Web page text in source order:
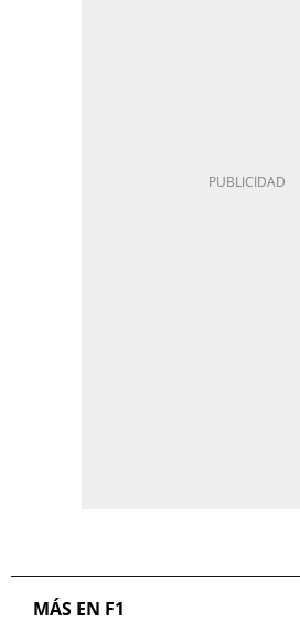
MÁS EN F1